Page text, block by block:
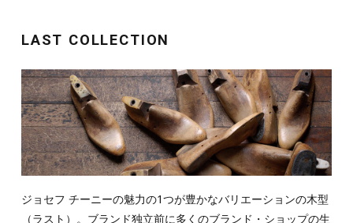
LAST COLLECTION
ジョセフ チーニーの魅力の1つが豊かなバリエーションの木型
（ラスト）。ブランド独立前に多くのブランド・ショップの生